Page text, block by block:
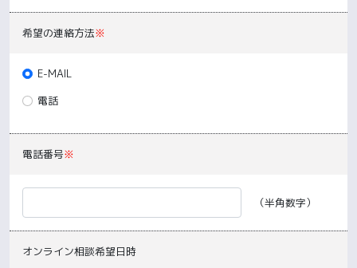
希望の連絡方法※
E-MAIL
電話
電話番号※
（半角数字）
オンライン相談希望日時